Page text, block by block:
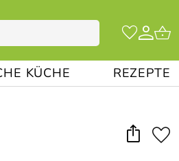
KÜCHE REZEPTE